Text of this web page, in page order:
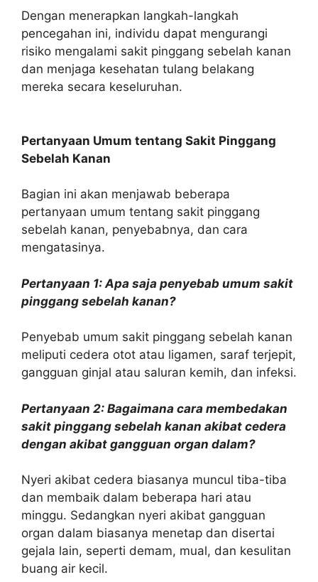
Dengan menerapkan langkah-langkah
pencegahan ini, individu dapat mengurangi
risiko mengalami sakit pinggang sebelah kanan
dan menjaga kesehatan tulang belakang
mereka secara keseluruhan.
Pertanyaan Umum tentang Sakit Pinggang
Sebelah Kanan
Bagian ini akan menjawab beberapa
pertanyaan umum tentang sakit pinggang
sebelah kanan, penyebabnya, dan cara
mengatasinya.
Pertanyaan 1: Apa saja penyebab umum sakit
pinggang sebelah kanan?
Penyebab umum sakit pinggang sebelah kanan
meliputi cedera otot atau ligamen, saraf terjepit,
gangguan ginjal atau saluran kemih, dan infeksi.
Pertanyaan 2: Bagaimana cara membedakan
sakit pinggang sebelah kanan akibat cedera
dengan akibat gangguan organ dalam?
Nyeri akibat cedera biasanya muncul tiba-tiba
dan membaik dalam beberapa hari atau
minggu. Sedangkan nyeri akibat gangguan
organ dalam biasanya menetap dan disertai
gejala lain, seperti demam, mual, dan kesulitan
buang air kecil.